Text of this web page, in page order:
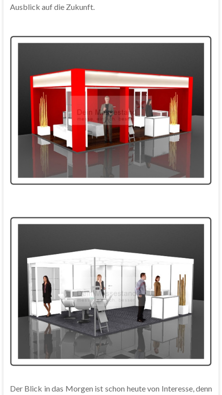
Ausblick auf die Zukunft.
Der Blick in das Morgen ist schon heute von Interesse, denn